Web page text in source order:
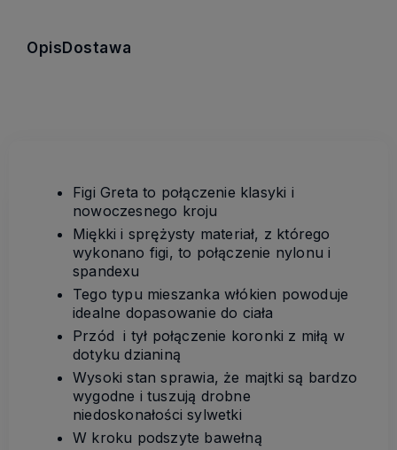
Opis Dostawa
Figi Greta to połączenie klasyki i
nowoczesnego kroju
Miękki i sprężysty materiał, z którego
wykonano figi, to połączenie nylonu i
spandexu
Tego typu mieszanka włókien powoduje
idealne dopasowanie do ciała
Przód i tył połączenie koronki z miłą w
dotyku dzianiną
Wysoki stan sprawia, że majtki są bardzo
wygodne i tuszują drobne
niedoskonałości sylwetki
W kroku podszyte bawełną